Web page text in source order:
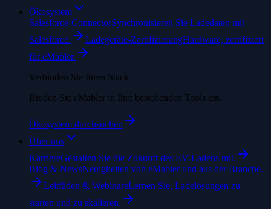
Ökosystem
Salesforce-ConnectorSynchronisieren Sie Ladedaten mit
Salesforce.
Ladegeräte-ZertifizierungHardware, zertifiziert
für eMabler.
Verbinden Sie Ihren Stack
Binden Sie eMabler in Ihre bestehenden Tools ein.
Ökosystem durchsuchen
Über uns
KarriereGestalten Sie die Zukunft des EV-Ladens mit.
Blog & NewsNeuigkeiten von eMabler und aus der Branche.
Leitfäden & WebinareLernen Sie, Ladelösungen zu
starten und zu skalieren.